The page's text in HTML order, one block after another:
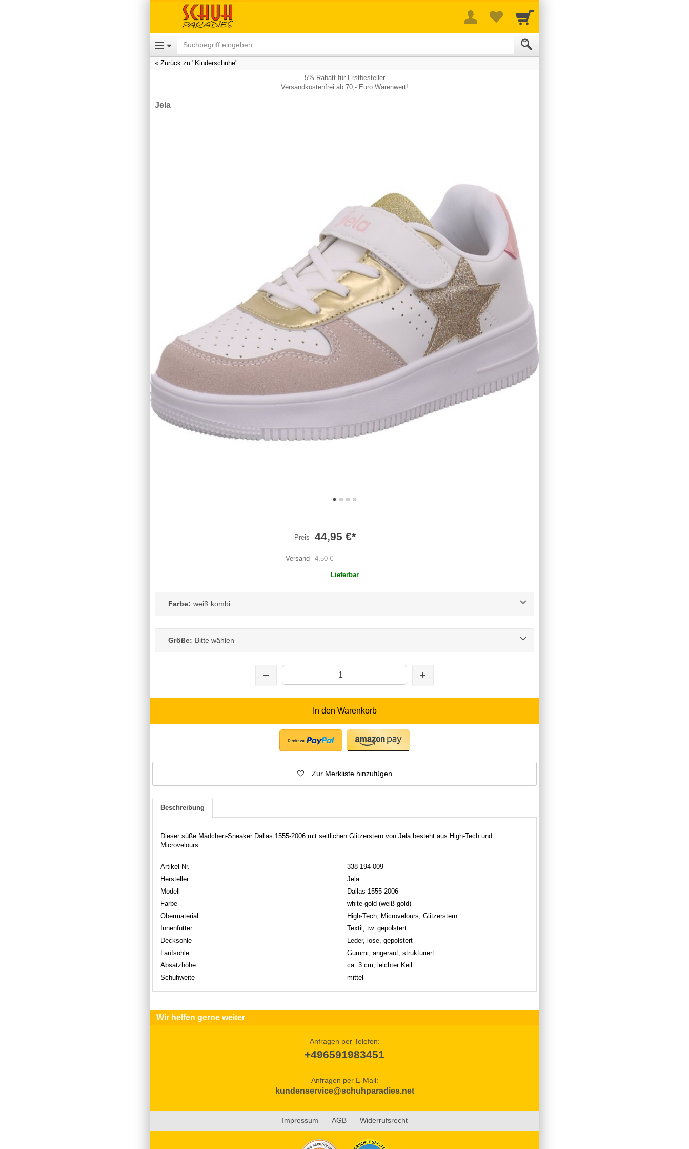
Zurück zu "Kinderschuhe"
5% Rabatt für Erstbesteller
Versandkostenfrei ab 70,- Euro Warenwert!
Jela
Preis 44,95 €*
Versand 4,50 €
Lieferbar
Farbe: weiß kombi
Größe: Bitte wählen
In den Warenkorb
Zur Merkliste hinzufügen
Beschreibung
Dieser süße Mädchen-Sneaker Dallas 1555-2006 mit seitlichen Glitzerstern von Jela besteht aus High-Tech und
Microvelours.
Artikel-Nr.
338 194 009
Hersteller
Jela
Modell
Dallas 1555-2006
Farbe
white-gold (weiß-gold)
Obermaterial
High-Tech, Microvelours, Glitzerstern
Innenfutter
Textil, tw. gepolstert
Decksohle
Leder, lose, gepolstert
Laufsohle
Gummi, angeraut, strukturiert
Absatzhöhe
ca. 3 cm, leichter Keil
Schuhweite
mittel
Wir helfen gerne weiter
Anfragen per Telefon:
+496591983451
Anfragen per E-Mail:
kundenservice@schuhparadies.net
Impressum AGB Widerrufsrecht